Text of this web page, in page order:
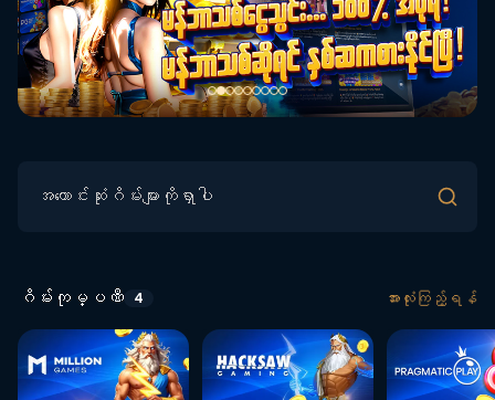
အကောင်းဆုံးဂိမ်းများကိုရှာပါ
ဂိမ်းကုမ္ပဏီ 4 အားလုံးကြည့်ရန်